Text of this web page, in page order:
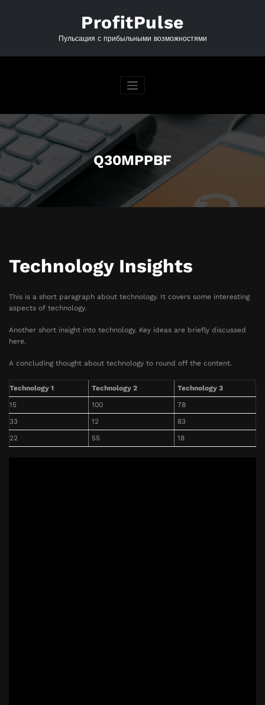
ProfitPulse
Пульсация с прибыльными возможностями
Q30MPPBF
Technology Insights
This is a short paragraph about technology. It covers some interesting
aspects of technology.
Another short insight into technology. Key ideas are briefly discussed
here.
A concluding thought about technology to round off the content.
Technology 1 Technology 2
Technology 3
15
100
78
33
12
83
22
55 18